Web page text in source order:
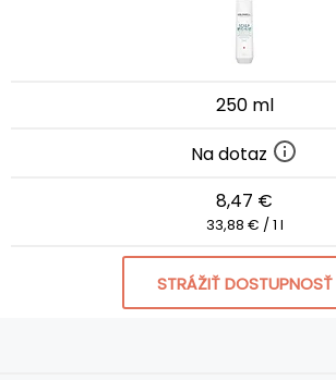
250 ml
Na dotaz
8,47 €
33,88 € / 1 l
STRÁŽIŤ DOSTUPNOSŤ